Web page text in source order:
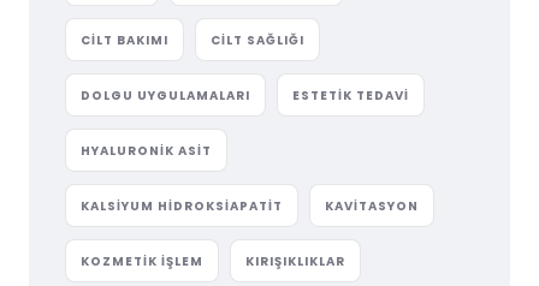
CILT BAKIMI CILT SAĞLIĞI
DOLGU UYGULAMALARI ESTETIK TEDAVI
HYALURONIK ASIT
KALSIYUM HIDROKSIAPATIT KAVITASYON
KOZMETIK IŞLEM KIRIŞIKLIKLAR